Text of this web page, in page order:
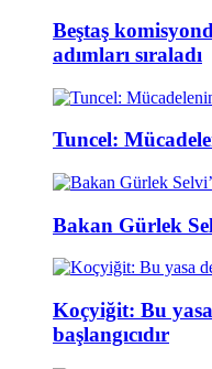
Beştaş
adımları sıraladı
Tuncel:
Bakan Gürlek
Koçyiğit: Bu
başlangıcıdır